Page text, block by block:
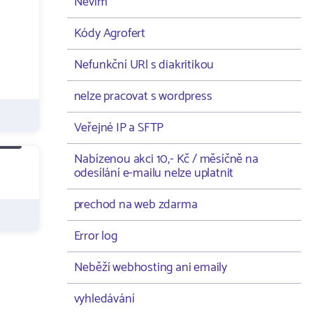
Kódy Agrofert
Nefunkční URl s diakritikou
nelze pracovat s wordpress
Veřejné IP a SFTP
Nabízenou akci 10,- Kč / měsíčně na
odesílání e-mailu nelze uplatnit
prechod na web zdarma
Error log
Neběží webhosting ani emaily
vyhledávání